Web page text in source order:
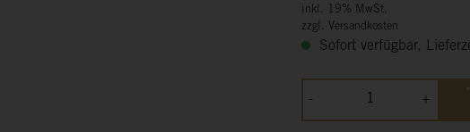
inkl. 19% MwSt.
zzgl. Versandkosten
Sofort verfügbar,
- +